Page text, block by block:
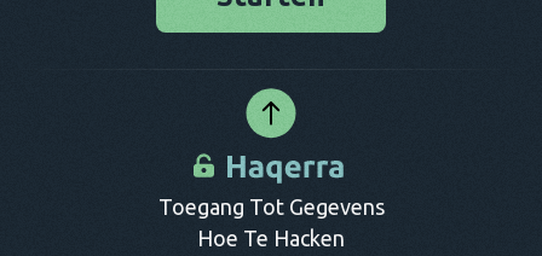
installatie een toestel op afstand volgen nadat je bij deze
dienst een persoonlijke account aanmaakt. Daarna kun je
jezelf aanmelden en op ieder gewenst moment inloggen om
telefoon allemaal gebeurt.
Toegang Tot Gegevens
Hoe Te Hacken